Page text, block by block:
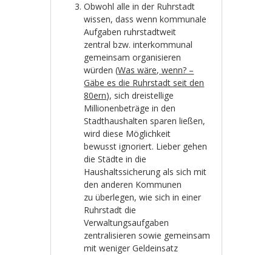
Obwohl alle in der Ruhrstadt
wissen, dass wenn kommunale
Aufgaben ruhrstadtweit
zentral bzw. interkommunal
gemeinsam organisieren
würden (Was wäre, wenn? –
Gäbe es die Ruhrstadt seit den
80ern), sich dreistellige
Millionenbeträge in den
Stadthaushalten sparen ließen,
wird diese Möglichkeit
bewusst ignoriert. Lieber gehen
die Städte in die
Haushaltssicherung als sich mit
den anderen Kommunen
zu überlegen, wie sich in einer
Ruhrstadt die
Verwaltungsaufgaben
zentralisieren sowie gemeinsam
mit weniger Geldeinsatz